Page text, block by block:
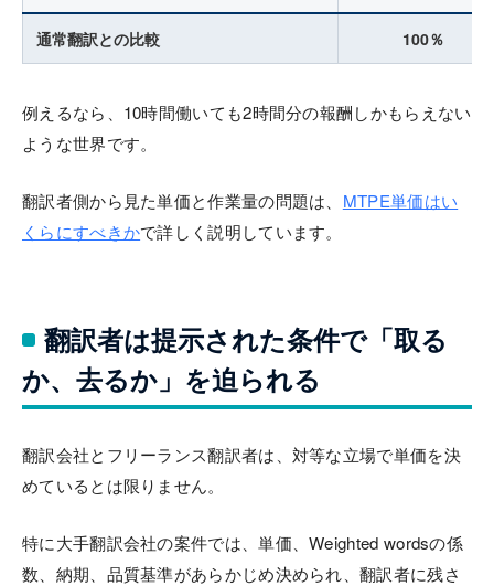
通常翻訳との比較 100％
例えるなら、10時間働いても2時間分の報酬しかもらえない
ような世界です。
翻訳者側から見た単価と作業量の問題は、 MTPE単価はい
くらにすべきかで詳しく説明しています。
翻訳者は提示された条件で「取る
か、去るか」を迫られる
翻訳会社とフリーランス翻訳者は、対等な立場で単価を決
めているとは限りません。
特に大手翻訳会社の案件では、単価、Weighted wordsの係
数、納期、品質基準があらかじめ決められ、翻訳者に残さ